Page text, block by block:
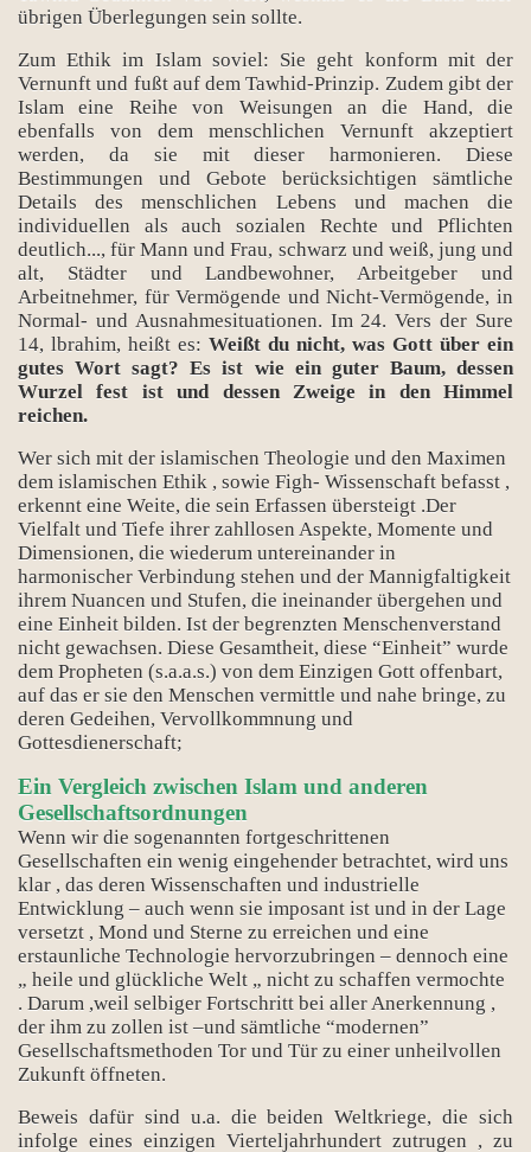
übrigen Überlegungen sein sollte.
Zum Ethik im Islam soviel: Sie geht konform mit der
Vernunft und fußt auf dem Tawhid-Prinzip. Zudem gibt der
Islam eine Reihe von Weisungen an die Hand, die
ebenfalls von dem menschlichen Vernunft akzeptiert
werden, da sie mit dieser harmonieren. Diese
Bestimmungen und Gebote berücksichtigen sämtliche
Details des menschlichen Lebens und machen die
individuellen als auch sozialen Rechte und Pflichten
deutlich..., für Mann und Frau, schwarz und weiß, jung und
alt, Städter und Landbewohner, Arbeitgeber und
Arbeitnehmer, für Vermögende und Nicht-Vermögende, in
Normal- und Ausnahmesituationen. Im 24. Vers der Sure
14, lbrahim, heißt es: Weißt du nicht, was Gott über ein
gutes Wort sagt? Es ist wie ein guter Baum, dessen
Wurzel fest ist und dessen Zweige in den Himmel
reichen.
Wer sich mit der islamischen Theologie und den Maximen
dem islamischen Ethik , sowie Figh- Wissenschaft befasst ,
erkennt eine Weite, die sein Erfassen übersteigt .Der
Vielfalt und Tiefe ihrer zahllosen Aspekte, Momente und
Dimensionen, die wiederum untereinander in
harmonischer Verbindung stehen und der Mannigfaltigkeit
ihrem Nuancen und Stufen, die ineinander übergehen und
eine Einheit bilden. Ist der begrenzten Menschenverstand
nicht gewachsen. Diese Gesamtheit, diese “Einheit” wurde
dem Propheten (s.a.a.s.) von dem Einzigen Gott offenbart,
auf das er sie den Menschen vermittle und nahe bringe, zu
deren Gedeihen, Vervollkommnung und
Gottesdienerschaft;
Ein Vergleich zwischen Islam und anderen
Gesellschaftsordnungen
Wenn wir die sogenannten fortgeschrittenen
Gesellschaften ein wenig eingehender betrachtet, wird uns
klar , das deren Wissenschaften und industrielle
Entwicklung – auch wenn sie imposant ist und in der Lage
versetzt , Mond und Sterne zu erreichen und eine
erstaunliche Technologie hervorzubringen – dennoch eine
„ heile und glückliche Welt „ nicht zu schaffen vermochte
. Darum ,weil selbiger Fortschritt bei aller Anerkennung ,
der ihm zu zollen ist –und sämtliche “modernen”
Gesellschaftsmethoden Tor und Tür zu einer unheilvollen
Zukunft öffneten.
Beweis dafür sind u.a. die beiden Weltkriege, die sich
infolge eines einzigen Vierteljahrhundert zutrugen , zu